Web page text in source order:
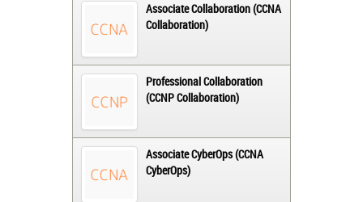
Associate Collaboration (CCNA
Collaboration)
Professional Collaboration
(CCNP Collaboration)
Associate CyberOps (CCNA
CyberOps)